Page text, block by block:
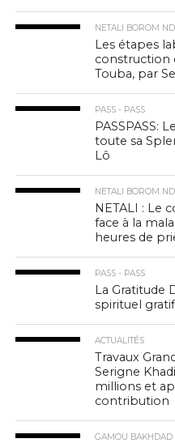
NETALI BOROM
Les étapes
construction
Touba, par
PASS - PASS
PASSPASS:
toute sa
Lô
NETALI BOROM
NETALI : Le
face à la
heures de
PASS - PASS
La Gratitude
spirituel
ACTUALITÉS
Travaux
Serigne
millions et
contribution
GAMOU BAKHDAD